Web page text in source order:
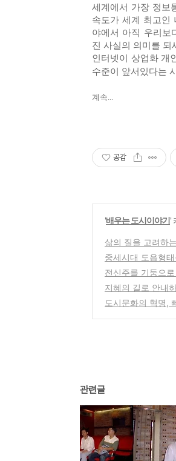
세계에서 가장 정보
속도가 세계 최고인
야에서 아직 우리보
진 사실의 의미를 되
인터넷이 상업화 개
수준이 앞서있다는
계속...
공감
'배우는 도시이야기'
삶의 질을 고려하
중세시대 도읍형
전신주를 기둥으
지혜의 길로 안내
도시문화의 혁명,
관련글